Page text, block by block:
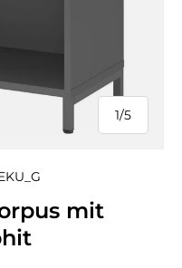
1/
von
5
mit